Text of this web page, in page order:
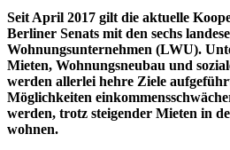
Seit April 2017 gilt die aktuelle
Berliner Senats mit den sechs
Wohnungsunternehmen (LWU).
Mieten, Wohnungsneubau und
werden allerlei hehre Ziele
Möglichkeiten
werden, trotz steigender Mieten in
wohnen.